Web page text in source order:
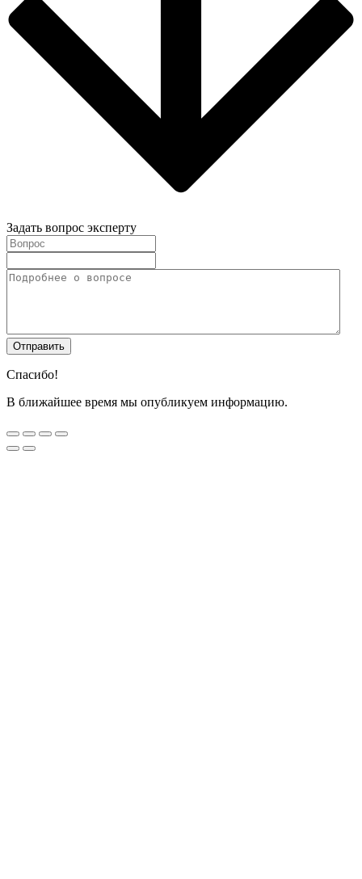
Задать вопрос эксперту
Спасибо!
В ближайшее время мы опубликуем информацию.